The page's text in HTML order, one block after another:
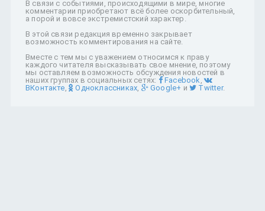
В связи с событиями, происходящими в мире, многие
комментарии приобретают всё более оскорбительный,
а порой и вовсе экстремистский характер.
В этой связи редакция временно закрывает
возможность комментирования на сайте.
Вместе с тем мы с уважением относимся к праву
каждого читателя высказывать свое мнение, поэтому
мы оставляем возможность обсуждения новостей в
наших группах в социальных сетях:
Facebook ,
ВКонтакте , Одноклассниках Google+ и Twitter.